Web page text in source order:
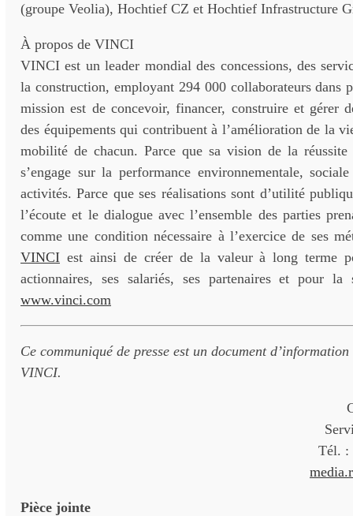
(groupe Veolia), Hochtief CZ et Hochtief Infrastructure
À propos de VINCI
VINCI est un leader mondial des concessions, des
la construction, employant 294 000 collaborateurs dans
mission est de concevoir, financer, construire et gérer
des équipements qui contribuent à l’amélioration de la
mobilité de chacun. Parce que sa vision de la
s’engage sur la performance environnementale,
activités. Parce que ses réalisations sont d’utilité
l’écoute et le dialogue avec l’ensemble des parties
comme une condition nécessaire à l’exercice de ses
VINCI est ainsi de créer de la valeur à long terme
actionnaires, ses salariés, ses partenaires et pour la
www.vinci.com
Ce communiqué de presse est un document
VINCI.
Tél. :
Pièce jointe